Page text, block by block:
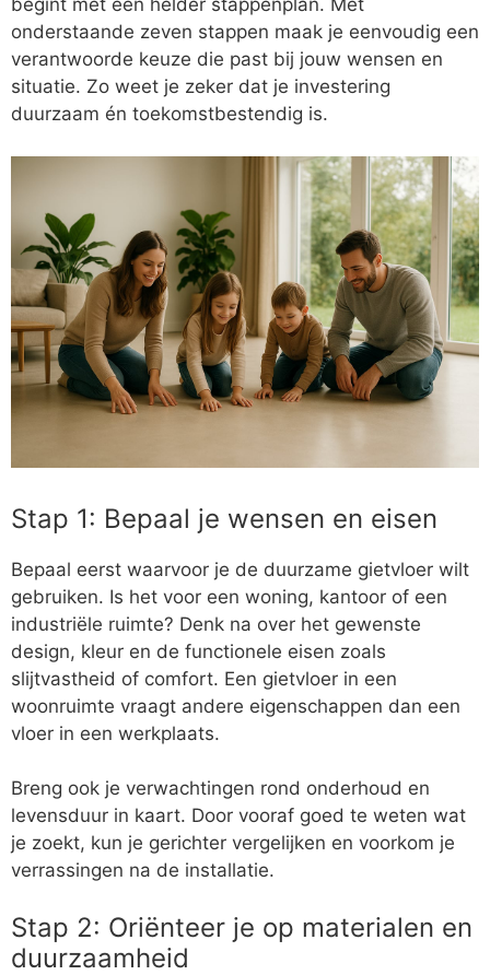
begint met een helder stappenplan. Met
onderstaande zeven stappen maak je eenvoudig een
verantwoorde keuze die past bij jouw wensen en
situatie. Zo weet je zeker dat je investering
duurzaam én toekomstbestendig is.
Stap 1: Bepaal je wensen en eisen
Bepaal eerst waarvoor je de duurzame gietvloer wilt
gebruiken. Is het voor een woning, kantoor of een
industriële ruimte? Denk na over het gewenste
design, kleur en de functionele eisen zoals
slijtvastheid of comfort. Een gietvloer in een
woonruimte vraagt andere eigenschappen dan een
vloer in een werkplaats.
Breng ook je verwachtingen rond onderhoud en
levensduur in kaart. Door vooraf goed te weten wat
je zoekt, kun je gerichter vergelijken en voorkom je
verrassingen na de installatie.
Stap 2: Oriënteer je op materialen en
duurzaamheid